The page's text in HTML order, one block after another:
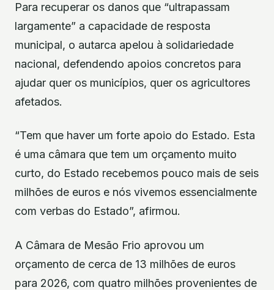
Para recuperar os danos que “ultrapassam
largamente” a capacidade de resposta
municipal, o autarca apelou à solidariedade
nacional, defendendo apoios concretos para
ajudar quer os municípios, quer os agricultores
afetados.
“Tem que haver um forte apoio do Estado. Esta
é uma câmara que tem um orçamento muito
curto, do Estado recebemos pouco mais de seis
milhões de euros e nós vivemos essencialmente
com verbas do Estado”, afirmou.
A Câmara de Mesão Frio aprovou um
orçamento de cerca de 13 milhões de euros
para 2026, com quatro milhões provenientes de